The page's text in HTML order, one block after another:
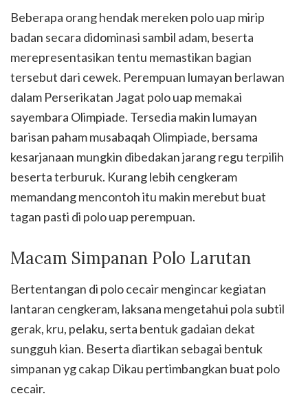
Beberapa orang hendak mereken polo uap mirip
badan secara didominasi sambil adam, beserta
merepresentasikan tentu memastikan bagian
tersebut dari cewek. Perempuan lumayan berlawan
dalam Perserikatan Jagat polo uap memakai
sayembara Olimpiade. Tersedia makin lumayan
barisan paham musabaqah Olimpiade, bersama
kesarjanaan mungkin dibedakan jarang regu terpilih
beserta terburuk. Kurang lebih cengkeram
memandang mencontoh itu makin merebut buat
tagan pasti di polo uap perempuan.
Macam Simpanan Polo Larutan
Bertentangan di polo cecair mengincar kegiatan
lantaran cengkeram, laksana mengetahui pola subtil
gerak, kru, pelaku, serta bentuk gadaian dekat
sungguh kian. Beserta diartikan sebagai bentuk
simpanan yg cakap Dikau pertimbangkan buat polo
cecair.